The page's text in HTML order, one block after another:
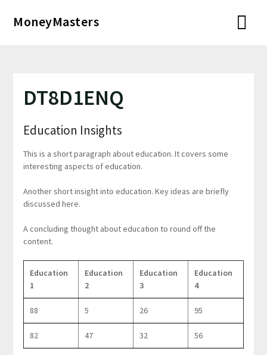
MoneyMasters
DT8D1ENQ
Education Insights
This is a short paragraph about education. It covers some
interesting aspects of education.
Another short insight into education. Key ideas are briefly
discussed here.
A concluding thought about education to round off the
content.
Education
1
Education
2
Education
3
Education
4
88 5 26 95
82 47 32 56